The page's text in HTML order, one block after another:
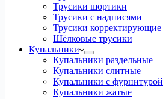
Трусики шортики
Трусики с надписями
Трусики корректирующие
Шёлковые трусики
Купальники
Купальники раздельные
Купальники слитные
Купальники с фурнитурой
Купальники жатые